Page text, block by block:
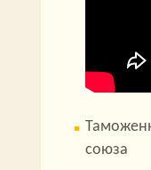
союза